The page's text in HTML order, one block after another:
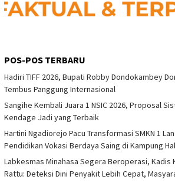
POS-POS TERBARU
Hadiri TIFF 2026, Bupati Robby Dondokambey
Tembus Panggung Internasional
Sangihe Kembali Juara 1 NSIC 2026, Proposal
Kendage Jadi yang Terbaik
Hartini Ngadiorejo Pacu Transformasi SMKN 1
Pendidikan Vokasi Berdaya Saing di Kampung
Labkesmas Minahasa Segera Beroperasi, Kadis
Rattu: Deteksi Dini Penyakit Lebih Cepat,